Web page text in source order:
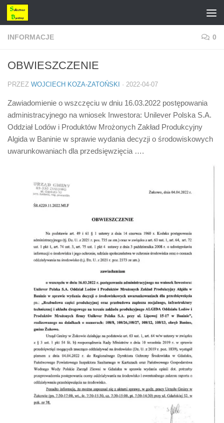
Przejdź do treści
INFORMACJE 0
OBWIESZCZENIE
PRZEZ WOJCIECH KOZA-ZATOŃSKI · 2022-04-07
Zawiadomienie o wszczęciu w dniu 16.03.2022 postępowania
administracyjnego na wniosek Inwestora: Unilever Polska S.A.
Oddział Lodów i Produktów Mrożonych Zakład Produkcyjny
Algida w Baninie w sprawie wydania decyzji o środowiskowych
uwarunkowaniach dla przedsięwzięcia ….